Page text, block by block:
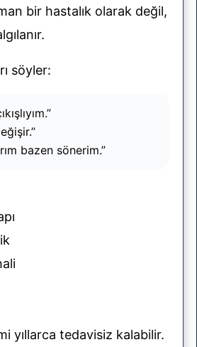
bir hastalık olarak değil,
söyler:
bazen sönerim.”
yıllarca tedavisiz kalabilir.